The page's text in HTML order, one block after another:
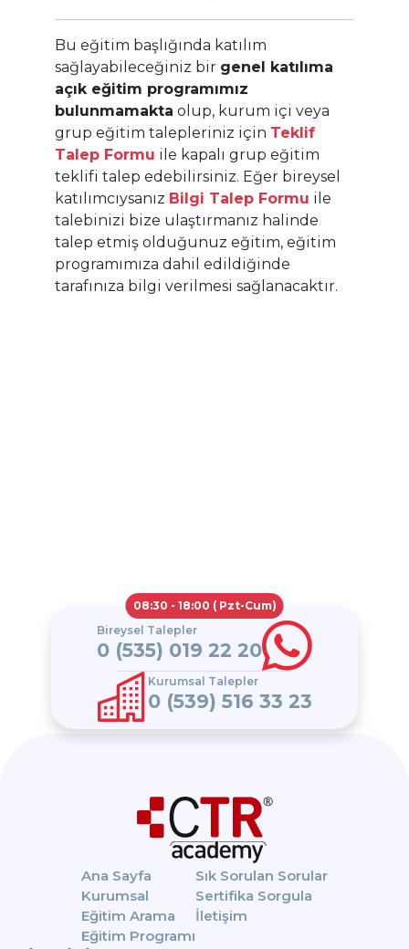
Eğitimin Süresi:
8 saat (1 gün)
Eğitimin İçeriği:
FMEA kavramı
FMEA'nın amacı
Potansiyel hata modu ve belirlenmesi
FMEA'nın başlatılması ve sonlandırılması
Hata türleri etki analizi uygulama aşamaları
FMEA çalışma grubunun oluşturulması
FMEA çeşitleri
FMEA kabul kriterleri
FMEA'nın kalite sistemleri açısından önemi
Hata türleri etki analizi örnekleri
Raporlama
Bu eğitim başlığında katılım
sağlayabileceğiniz bir genel katılıma
açık eğitim programımız
bulunmamakta olup, kurum içi veya
grup eğitim talepleriniz için Teklif
Talep Formu ile kapalı grup eğitim
teklifi talep edebilirsiniz. Eğer bireysel
katılımcıysanız Bilgi Talep Formu ile
talebinizi bize ulaştırmanız halinde
talep etmiş olduğunuz eğitim, eğitim
programımıza dahil edildiğinde
tarafınıza bilgi verilmesi sağlanacaktır.
08:30 - 18:00 ( Pzt-Cum)
Bireysel Talepler
0 (535) 019 22 20
Kurumsal Talepler
0 (539) 516 33 23
Ana Sayfa
Kurumsal
Eğitim Arama
Eğitim Programı
Sık Sorulan Sorular
Sertifika Sorgula
İletişim